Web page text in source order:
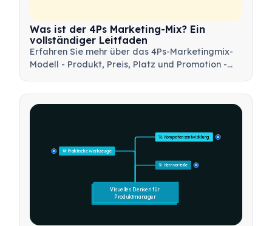
Was ist der 4Ps Marketing-Mix? Ein
vollständiger Leitfaden
Erfahren Sie mehr über das 4Ps-Marketingmix-
Modell - Produkt, Preis, Platz und Promotion -
Marketingstrategien zu entwickeln.
🎯 Kernvorteile 15
🛠️ Praktische Werkzeuge
15
🚀 Kompetenzentwicklung 15
Visuelles Denken für
Produktmanager